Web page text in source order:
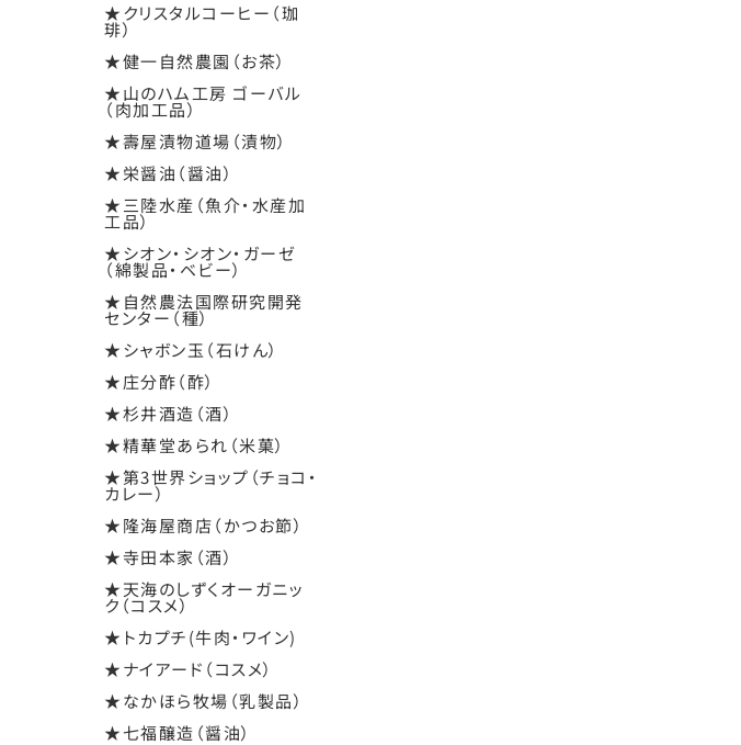
★クリスタルコーヒー（珈
琲）
★健一自然農園（お茶）
★山のハム工房 ゴーバル
（肉加工品）
★壽屋漬物道場（漬物）
★栄醤油（醤油）
★三陸水産（魚介・水産加
工品）
★シオン・シオン・ガーゼ
（綿製品・ベビー）
★自然農法国際研究開発
センター（種）
★シャボン玉（石けん）
★庄分酢（酢）
★杉井酒造（酒）
★精華堂あられ（米菓）
★第3世界ショップ（チョコ・
カレー）
★隆海屋商店（かつお節）
★寺田本家（酒）
★天海のしずくオーガニッ
ク（コスメ）
★トカプチ(牛肉・ワイン)
★ナイアード（コスメ）
★なかほら牧場（乳製品）
★七福醸造（醤油）